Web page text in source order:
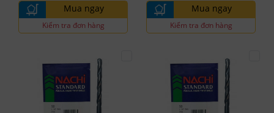
Mua ngay
Kiểm tra đơn hàng
Mua ngay
Kiểm tra đơn hàng